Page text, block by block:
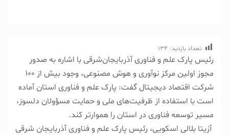
تعداد بازدید: 134
رئیس پارک علم و فناوری آذربایجان‌شرقی با اشاره به صدور
مجوز اولین مرکز نوآوری و هوش مصنوعی، وجود بیش از ۱۰۰
شرکت اقتصاد دیجیتال گفت: پارک علم و فناوری استان آماده
است با استفاده از ظرفیت‌های ملی و حمایت مسؤولان دلسوز،
مسیر توسعه فناوری در استان را هموارتر کند.
آزیتا بلالی اسکویی، رئیس پارک علم و فناوری آذربایجان شرقی